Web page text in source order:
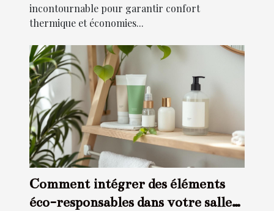
incontournable pour garantir confort
thermique et économies...
Comment intégrer des éléments
éco-responsables dans votre salle